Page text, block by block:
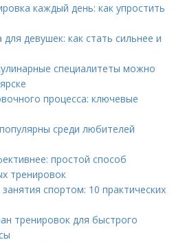
каждый день: как упростить
девушек: как стать сильнее и
специалитеты можно
процесса: ключевые
среди любителей
простой способ
тренировок
спортом: 10 практических
тренировок для быстрого